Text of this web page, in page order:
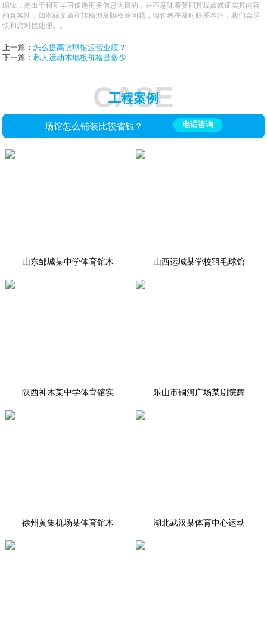
编辑，是出于相互学习传递更多信息为目的，并不意味着赞同其观点或证实其内容
的真实性，如本站文章和转稿涉及版权等问题，请作者在及时联系本站，我们会尽
快和您对接处理。。
上一篇：怎么提高篮球馆运营业绩？
下一篇：私人运动木地板价格是多少
CASE
工程案例
场馆怎么铺装比较省钱？ 电话咨询
山东邹城某中学体育馆木 山西运城某学校羽毛球馆
陕西神木某中学体育馆实 乐山市铜河广场某剧院舞
徐州黄集机场某体育馆木 湖北武汉某体育中心运动